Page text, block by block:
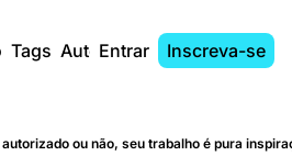
Tags AutoresEntrar Inscreva-se
ou não, seu trabalho é pura